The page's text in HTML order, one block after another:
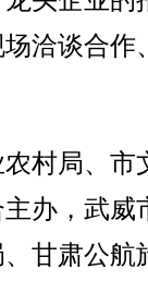
洽谈合作
村局、市
办，武威
甘肃公航